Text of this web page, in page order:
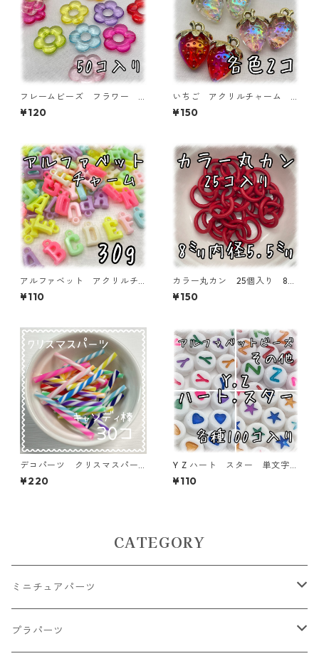
フレームビーズ フラワー
ミックス 50個入り【AB‐F
U11】
¥120
いちご アクリルチャーム
各色2個入り 【ACM-ST-2
ｐ】
¥150
アルファベット アクリルチ
ャーム 30ｇ 【ACM-EA-3
0G-P】
¥110
カラー丸カン 25個入り 8
㎜ レッド【MCC-RED】
¥150
デコパーツ クリスマスパー
ツ キャンディ棒 30本入
り 貼り付けパーツ【DP-xma
¥220
Y Z ハート スター 単文字
アルファベットビーズ 100個
入り【AB‐EA】
¥110
CATEGORY
ミニチュアパーツ
大きいパーツ グラス系
プラパーツ